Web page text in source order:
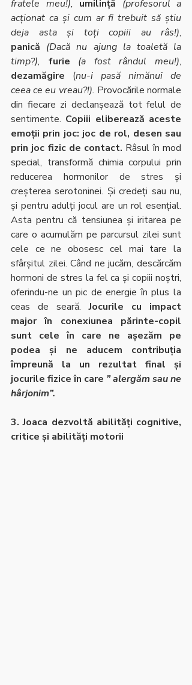
fratele meu!), umilință (profesorul a
acționat ca și cum ar fi trebuit să știu
deja asta și toți copiii au râs!)
panică (Dacă nu ajung la toaletă la
timp?),
furie (a fost rândul meu!)
dezamăgire (nu-i pasă nimănui de
ceea ce eu vreau?!). Provocările normale
din fiecare zi declanșează tot felul de
sentimente. Copiii eliberează aceste
emoții prin joc: joc de rol, desen sau
prin joc fizic de contact. Râsul în mod
special, transformă chimia corpului prin
reducerea hormonilor de stres și
creșterea serotoninei. Și credeți sau nu,
și pentru adulți jocul are un rol esențial.
Asta pentru că tensiunea și iritarea pe
care o acumulăm pe parcursul zilei sunt
cele ce ne obosesc cel mai tare la
sfârșitul zilei. Când ne jucăm, descărcăm
hormoni de stres la fel ca și copiii noștri,
oferindu-ne un pic de energie în plus la
ceas de seară. Jocurile cu impact
major în conexiunea părinte-copil
sunt cele în care ne așezăm pe
podea și ne aducem contribuția
împreună la un rezultat final și
jocurile fizice în care ” alergăm sau ne
hârjonim”.
3. Joaca dezvoltă abilități cognitive,
critice și abilități motorii